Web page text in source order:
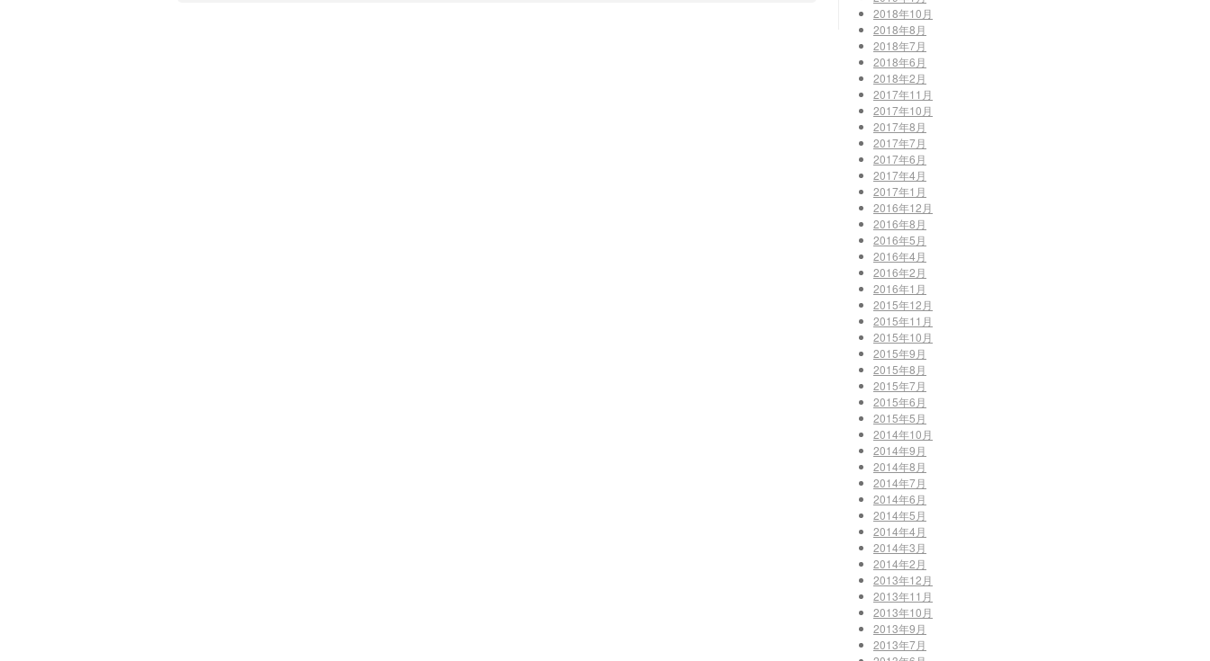
2018年10月
2018年8月
2018年7月
2018年6月
2018年2月
2017年11月
2017年10月
2017年8月
2017年7月
2017年6月
2017年4月
2017年1月
2016年12月
2016年8月
2016年5月
2016年4月
2016年2月
2016年1月
2015年12月
2015年11月
2015年10月
2015年9月
2015年8月
2015年7月
2015年6月
2015年5月
2014年10月
2014年9月
2014年8月
2014年7月
2014年6月
2014年5月
2014年4月
2014年3月
2014年2月
2013年12月
2013年11月
2013年10月
2013年9月
2013年7月